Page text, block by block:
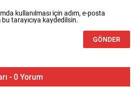
kullanılması için adım, e-posta
tarayıcıya kaydedilsin.
- 0 Yorum